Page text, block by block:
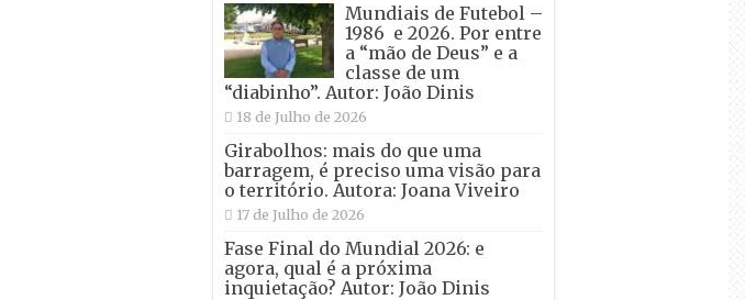
Mundiais de Futebol –
1986 e 2026. Por entre
a “mão de Deus” e a
classe de um
“diabinho”. Autor: João Dinis
18 de Julho de 2026
Girabolhos: mais do que uma
barragem, é preciso uma visão para
o território. Autora: Joana Viveiro
17 de Julho de 2026
Fase Final do Mundial 2026: e
agora, qual é a próxima
inquietação? Autor: João Dinis